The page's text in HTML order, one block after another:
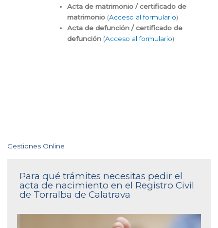
Acta de matrimonio / certificado de
matrimonio (Acceso al formulario)
Acta de defunción / certificado de
defunción (Acceso al formulario)
Gestiones Online
Para qué trámites necesitas pedir el
acta de nacimiento en el Registro Civil
de Torralba de Calatrava